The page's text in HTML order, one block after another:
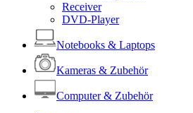
Receiver
DVD-Player
Notebooks & Laptops
Kameras & Zubehör
Computer & Zubehör